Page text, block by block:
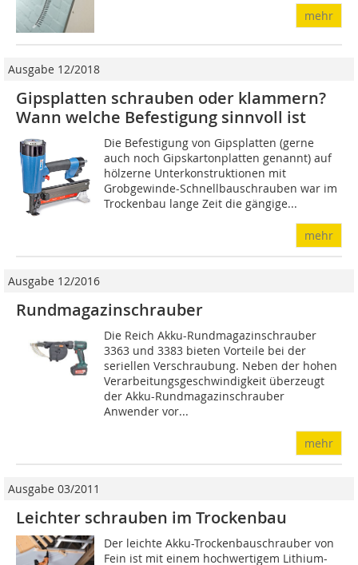
mehr
Ausgabe 12/2018
Gipsplatten schrauben oder klammern?
Wann welche Befestigung sinnvoll ist
Die Befestigung von Gipsplatten (gerne
auch noch Gipskartonplatten genannt) auf
hölzerne Unterkonstruktionen mit
Grobgewinde-Schnellbauschrauben war im
Trockenbau lange Zeit die gängige...
mehr
Ausgabe 12/2016
Rundmagazinschrauber
Die Reich Akku-Rundmagazinschrauber
3363 und 3383 bieten Vorteile bei der
seriellen Verschraubung. Neben der hohen
Verarbeitungsgeschwindigkeit überzeugt
der Akku-Rundmagazinschrau­ber
Anwender vor...
mehr
Ausgabe 03/2011
Leichter schrauben im Trockenbau
Der leichte Akku-Trockenbauschrauber von
Fein ist mit einem hochwertigem Lithium-